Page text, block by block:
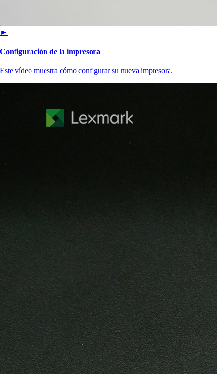
►
Configuración de la impresora
Este vídeo muestra cómo configurar su nueva impresora.